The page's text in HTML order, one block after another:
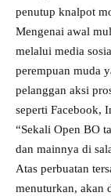
penutup knalpot
Mengenai awal
melalui media
perempuan muda
pelanggan aksi
seperti Facebook,
“Sekali Open BO
dan mainnya di
Atas perbuatan
menuturkan, akan